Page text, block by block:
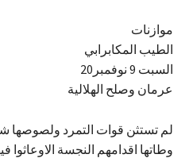
موازنات
الطيب المكابرابي
السبت 9 نوفمبر20
عرمان وصلح الهلالية
لم تستثن قوات التمرد ولصوصها
وطاتها اقدامهم النجسة الاوعاثوا